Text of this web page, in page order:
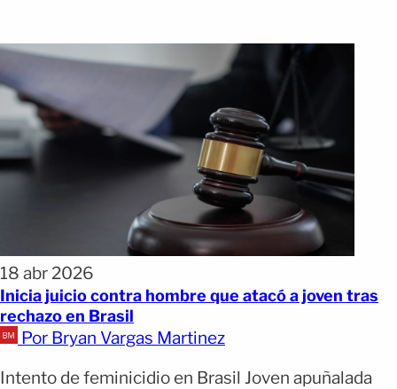
18 abr 2026
Inicia juicio contra hombre que atacó a joven tras
rechazo en Brasil
Por Bryan Vargas Martinez
Intento de feminicidio en Brasil Joven apuñalada